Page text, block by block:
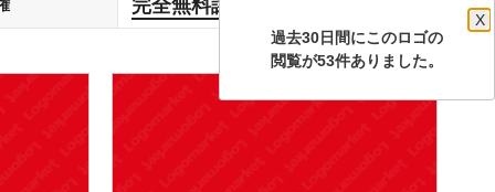
過去30日間にこのロゴの
X
閲覧が53件ありました。